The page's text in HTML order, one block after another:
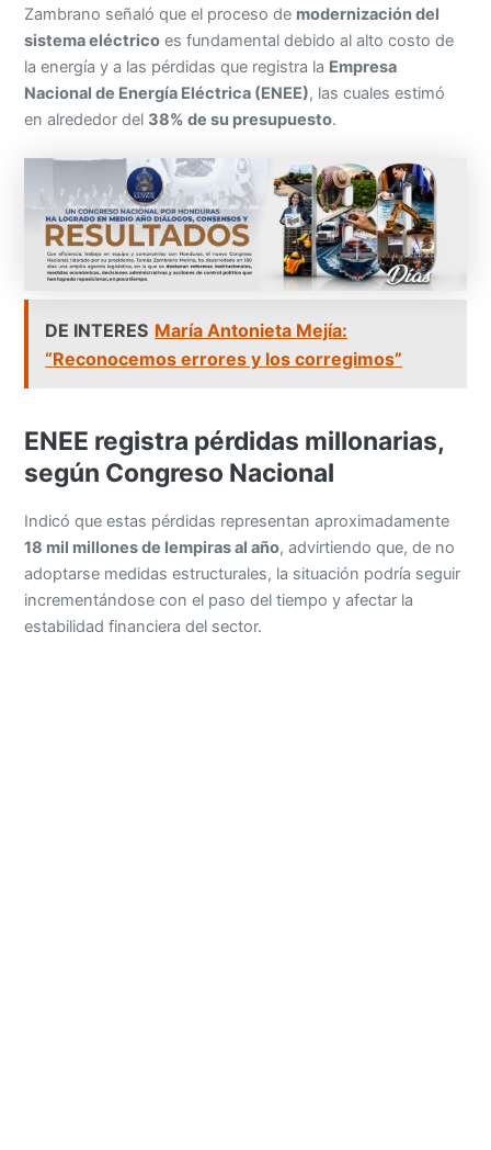
Zambrano señaló que el proceso de modernización del
sistema eléctrico es fundamental debido al alto costo de
la energía y a las pérdidas que registra la Empresa
Nacional de Energía Eléctrica (ENEE), las cuales estimó
en alrededor del 38% de su presupuesto.
DE INTERES María Antonieta Mejía:
“Reconocemos errores y los corregimos”
ENEE registra pérdidas millonarias,
según Congreso Nacional
Indicó que estas pérdidas representan aproximadamente
18 mil millones de lempiras al año, advirtiendo que, de no
adoptarse medidas estructurales, la situación podría seguir
incrementándose con el paso del tiempo y afectar la
estabilidad financiera del sector.